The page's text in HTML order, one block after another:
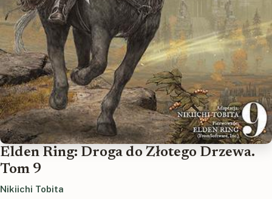
Elden Ring: Droga do Złotego Drzewa.
Tom 9
Nikiichi Tobita